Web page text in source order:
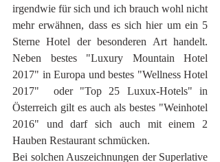
irgendwie für sich und ich brauch wohl nicht
mehr erwähnen, dass es sich hier um ein 5
Sterne Hotel der besonderen Art handelt.
Neben bestes "Luxury Mountain Hotel
2017" in Europa und bestes "Wellness Hotel
2017"  oder "Top 25 Luxux-Hotels" in
Österreich gilt es auch als bestes "Weinhotel
2016" und darf sich auch mit einem 2
Hauben Restaurant schmücken.
Bei solchen Auszeichnungen der Superlative